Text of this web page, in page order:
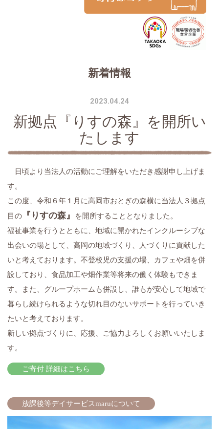
新着情報
2023.04.24
新拠点『りすの森』を開所い
たします
日頃より当法人の活動にご理解をいただき感謝申し上げま
す。
この度、令和６年１月に高岡市おとぎの森横に当法人３拠点
目の
『りすの森』
を開所することとなりました。
福祉事業を行うとともに、地域に開かれたインクルーシブな
出会いの場として、高岡の地域づくり、人づくりに貢献した
いと考えております。 不登校児の支援の場、カフェや畑を併
設しており、食品加工や畑作業等将来の働く体験もできま
す。また、グループホームも併設し、誰もが安心して地域で
暮らし続けられるような切れ目のないサポートを行っていき
たいと考えております。
新しい拠点づくりに、応援、ご協力よろしくお願いいたしま
す。
ご寄付 詳細はこちら
放課後等デイサービスmaruについて